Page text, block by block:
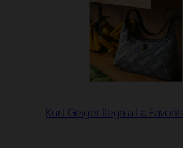
Kurt Geiger llega a La